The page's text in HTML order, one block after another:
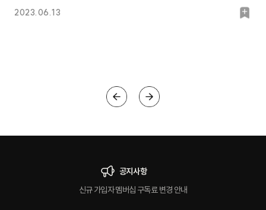
2023.06.13
북
공지사항
신규 가입자 멤버십 구독료 변경 안내